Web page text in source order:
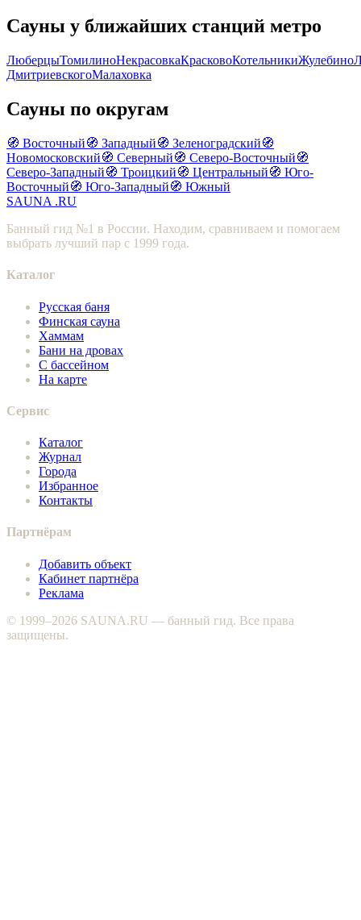
Сауны у ближайших станций метро
ЛюберцыТомилиноНекрасовкаКрасковоКотельникиЖулебино
ДмитриевскогоМалаховка
Сауны по округам
🧭 Восточный🧭 Западный🧭 Зеленоградский🧭
Новомосковский🧭 Северный🧭 Северо-Восточный🧭
Северо-Западный🧭 Троицкий🧭 Центральный🧭 Юго-
Восточный🧭 Юго-Западный🧭 Южный
SAUNA .RU
Банный гид №1 в России. Находим, сравниваем и помогаем
выбрать лучший пар с 1999 года.
Каталог
Русская баня
Финская сауна
Хаммам
Бани на дровах
С бассейном
На карте
Сервис
Каталог
Журнал
Города
Избранное
Контакты
Партнёрам
Добавить объект
Кабинет партнёра
Реклама
© 1999–2026 SAUNA.RU — банный гид. Все права
защищены.